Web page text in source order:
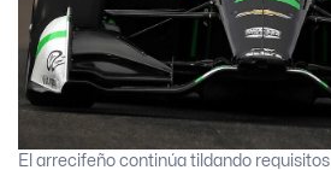
El arrecifeño continúa tildando